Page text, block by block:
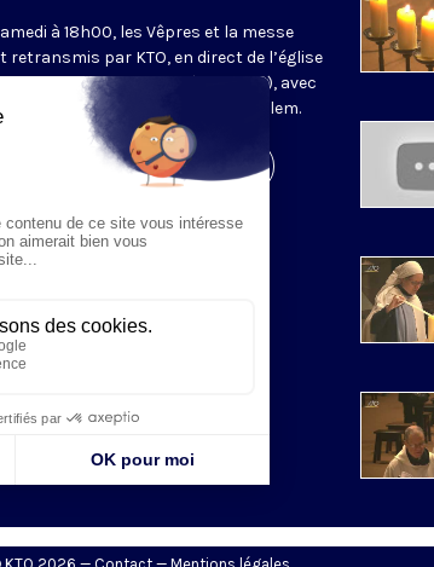
à 18h00, les Vêpres et la messe
retransmis par KTO, en direct de l’église
Gervais-Saint-Protais (Paris, IVe), avec
Monastiques de Jérusalem.
Visiter la page de l'émission